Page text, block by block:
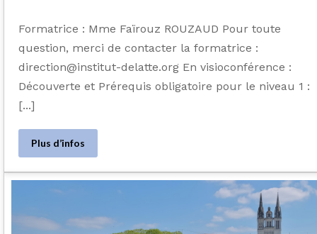
Formatrice : Mme Faïrouz ROUZAUD Pour toute
question, merci de contacter la formatrice :
direction@institut-delatte.org En visioconférence :
Découverte et Prérequis obligatoire pour le niveau 1 :
[...]
Plus d’infos